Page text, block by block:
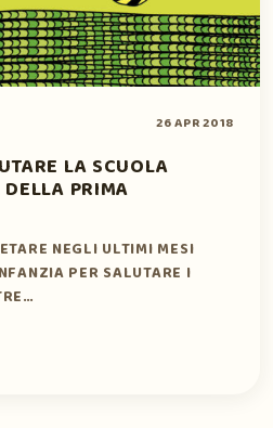
26 APR 2018
LA SCUOLA
PRIMA
NEGLI ULTIMI MESI
PER SALUTARE I